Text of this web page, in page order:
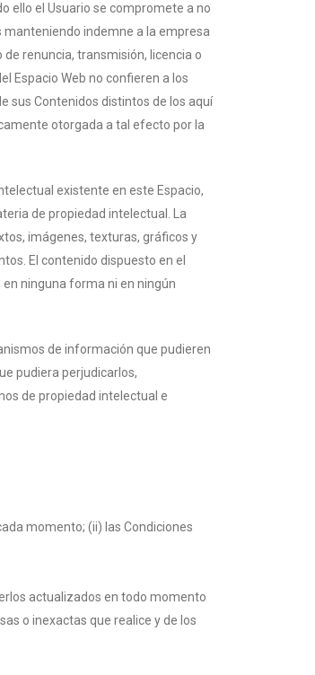
ello el Usuario se compromete a no
indemne a la empresa
renuncia, transmisión, licencia o
Espacio Web no confieren a los
sus Contenidos distintos de los aquí
otorgada a tal efecto por la
existente en este Espacio,
de propiedad intelectual. La
imágenes, texturas, gráficos y
El contenido dispuesto en el
ninguna forma ni en ningún
de información que pudieren
pudiera perjudicarlos,
de propiedad intelectual e
momento; (ii) las Condiciones
actualizados en todo momento
o inexactas que realice y de los